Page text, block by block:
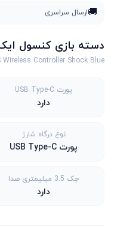
🚚ارسال سراسری
دسته بازی کنسول
Wireless Controller Shock Blue
پورت USB Type-C
دارد
نوع درگاه شارژ
پورت USB Type-C
جک 3.5 میلیمتری صدا
دارد